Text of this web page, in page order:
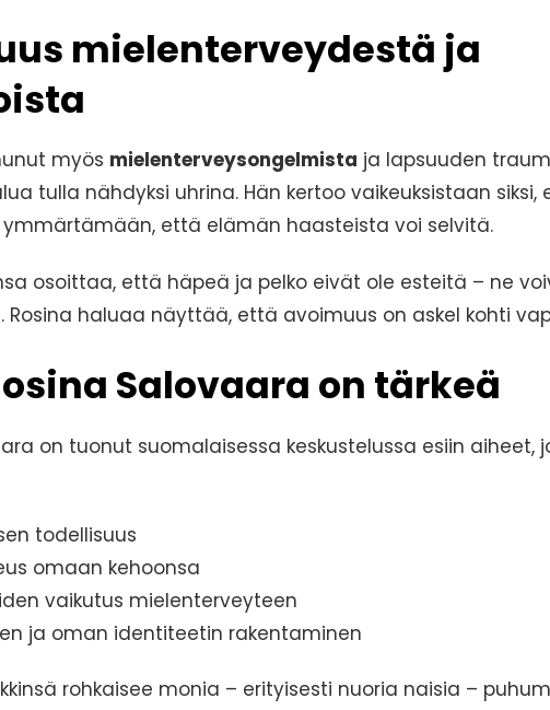
mielenterveydestä ja
myös mielenterveysongelmista ja lapsuuden
tulla nähdyksi uhrina. Hän kertoo vaikeuksistaan
että elämän haasteista voi selvitä.
osoittaa, että häpeä ja pelko eivät ole esteitä – ne
Rosina haluaa näyttää, että avoimuus on askel kohti
Salovaara on tärkeä
on tuonut suomalaisessa keskustelussa esiin aiheet,
todellisuus
omaan kehoonsa
vaikutus mielenterveyteen
ja oman identiteetin rakentaminen
rohkaisee monia – erityisesti nuoria naisia –